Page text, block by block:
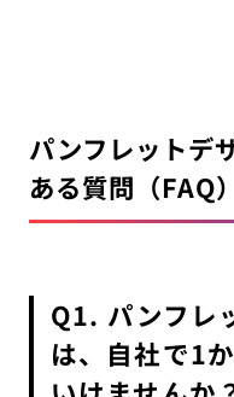
パンフレットデ
ある質問（FAQ）
Q1. パンフレ
は、自社で1